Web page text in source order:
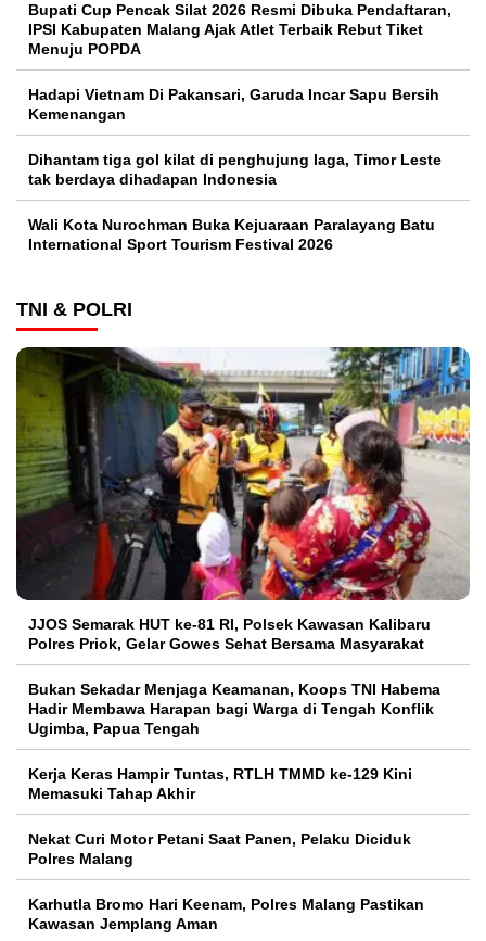
Bupati Cup Pencak Silat 2026 Resmi Dibuka Pendaftaran,
IPSI Kabupaten Malang Ajak Atlet Terbaik Rebut Tiket
Menuju POPDA
Hadapi Vietnam Di Pakansari, Garuda Incar Sapu Bersih
Kemenangan
Dihantam tiga gol kilat di penghujung laga, Timor Leste
tak berdaya dihadapan Indonesia
Wali Kota Nurochman Buka Kejuaraan Paralayang Batu
International Sport Tourism Festival 2026
TNI & POLRI
JJOS Semarak HUT ke-81 RI, Polsek Kawasan Kalibaru
Polres Priok, Gelar Gowes Sehat Bersama Masyarakat
Bukan Sekadar Menjaga Keamanan, Koops TNI Habema
Hadir Membawa Harapan bagi Warga di Tengah Konflik
Ugimba, Papua Tengah
Kerja Keras Hampir Tuntas, RTLH TMMD ke-129 Kini
Memasuki Tahap Akhir
Nekat Curi Motor Petani Saat Panen, Pelaku Diciduk
Polres Malang
Karhutla Bromo Hari Keenam, Polres Malang Pastikan
Kawasan Jemplang Aman